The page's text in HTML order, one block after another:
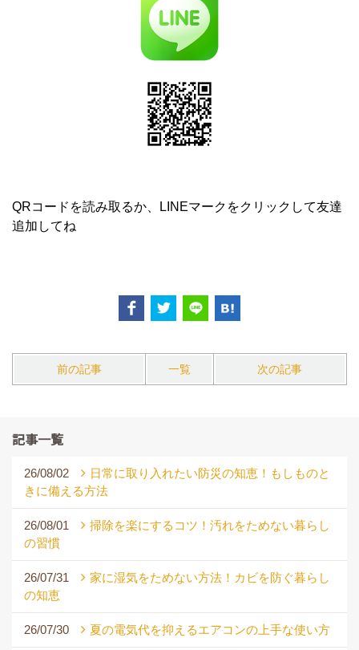
QRコードを読み取るか、LINEマークをクリックして友達
追加してね
前の記事 一覧 次の記事
記事一覧
26/08/02
日常に取り入れたい防災の知恵！もしものと
きに備える方法
26/08/01
掃除を楽にするコツ！汚れをためない暮らし
の習慣
26/07/31
家に湿気をためない方法！カビを防ぐ暮らし
の知恵
26/07/30 夏の電気代を抑えるエアコンの上手な使い方